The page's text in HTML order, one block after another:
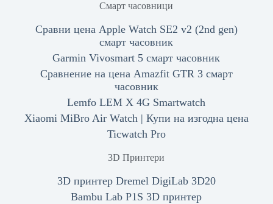
Смарт часовници
Сравни цена Apple Watch SE2 v2 (2nd gen)
смарт часовник
Garmin Vivosmart 5 смарт часовник
Сравнение на цена Amazfit GTR 3 смарт
часовник
Lemfo LEM X 4G Smartwatch
Xiaomi MiBro Air Watch | Купи на изгодна цена
Ticwatch Pro
3D Принтери
3D принтер Dremel DigiLab 3D20
Bambu Lab P1S 3D принтер